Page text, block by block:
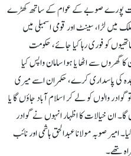
پورے صوبے کے عوام کے ساتھ کھڑے
میں لڑا، سینٹ اور قومی اسمبلی میں
کو فوری رہا کیا جائے، حکومت
سے اٹھا یا ہوا سامان واپس کیا
کی پاسداری کرے، حکمران اسے میری
والوں کو لے کر اسلام آباد جاؤں گا یا
ان خیالات کا اظہار انہوں نے گوادر
صوبہ مولانا عبدالحق ہاشمی اور نائب
تھے۔